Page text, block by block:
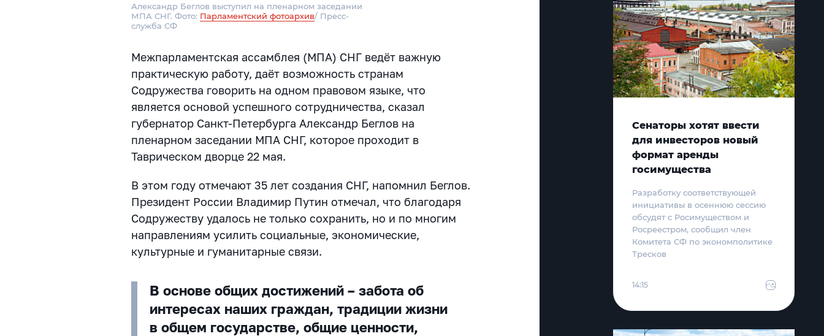
Александр Беглов выступил на пленарном заседании
МПА СНГ. Фото: Парламентский фотоархив/ Пресс-
служба СФ
Межпарламентская ассамблея (МПА) СНГ ведёт важную
практическую работу, даёт возможность странам
Содружества говорить на одном правовом языке, что
является основой успешного сотрудничества, сказал
губернатор Санкт-Петербурга Александр Беглов на
пленарном заседании МПА СНГ, которое проходит в
Таврическом дворце 22 мая.
В этом году отмечают 35 лет создания СНГ, напомнил Беглов.
Президент России Владимир Путин отмечал, что благодаря
Содружеству удалось не только сохранить, но и по многим
направлениям усилить социальные, экономические,
культурные и гуманитарные связи.
В основе общих достижений – забота об
интересах наших граждан, традиции жизни
в общем государстве, общие ценности,
Сенаторы хотят ввести
для инвесторов новый
формат аренды
госимущества
Разработку соответствующей
инициативы в осеннюю сессию
обсудят с Росимуществом и
Росреестром, сообщил член
Комитета СФ по экономполитике
Тресков
14:15